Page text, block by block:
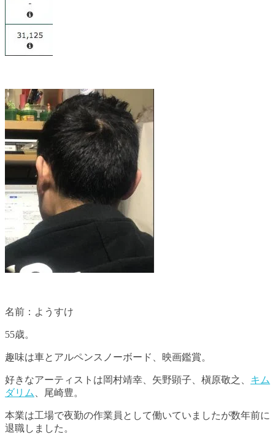
名前：ようすけ
55歳。
趣味は車とアルペンスノーボード、映画鑑賞。
好きなアーティストは岡村靖幸、矢野顕子、槇原敬之、 キム
ダリム
、尾崎豊。
本業は工場で夜勤の作業員として働いていましたが数年前に
退職しました。